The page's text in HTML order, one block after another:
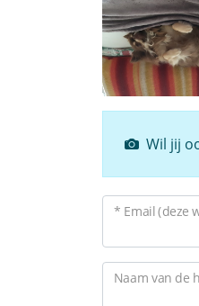
Wil jij
* Email (deze
Naam van de